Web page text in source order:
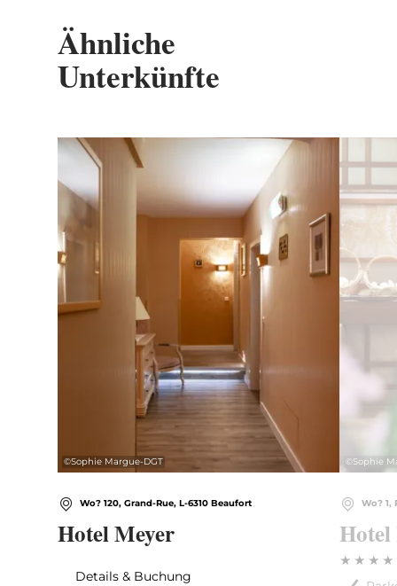
Ähnliche
Unterkünfte
©Sophie Margue-DGT
Wo? 120, Grand-Rue, L-6310 Beaufort
Hotel Meyer
Details & Buchung
©Sophie
Wo? 1,